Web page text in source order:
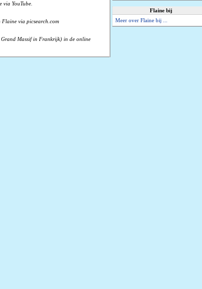
via YouTube.
Flaine via picsearch.com
Massif in Frankrijk) in de online
Flaine bij
Meer over Flaine bij ...